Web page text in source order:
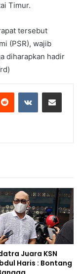
Timur.
tersebut
(PSR), wajib
diharapkan hadir
Reddit VKontakteShare via Email
Juara KSN
Haris : Bontang